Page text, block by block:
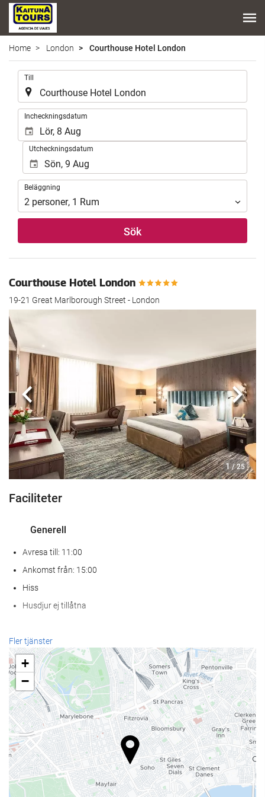
Home London Courthouse Hotel London
Till
Incheckningsdatum
Utcheckningsdatum
Beläggning
Beläggning
2 personer, 1 Rum
Sök
Courthouse Hotel London
19-21 Great Marlborough Street - London
1 / 25
Föregående
Faciliteter
Generell
Avresa till: 11:00
Ankomst från: 15:00
Hiss
Husdjur ej tillåtna
Mat och dryck
À la carte-restaurang
Bar
Kafé på boendet
Hälsa
Spa
Bastu
gym
Fler tjänster
+
−